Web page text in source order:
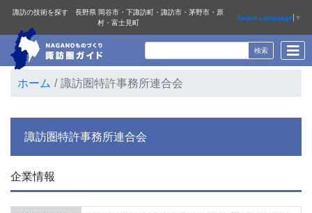
諏訪の技術を探す 長野県 岡谷市・下諏訪町・諏訪市・茅野市・原
村・富士見町
Select Language ▼
ホーム 諏訪圏特許事務所連合会
諏訪圏特許事務所連合会
企業情報